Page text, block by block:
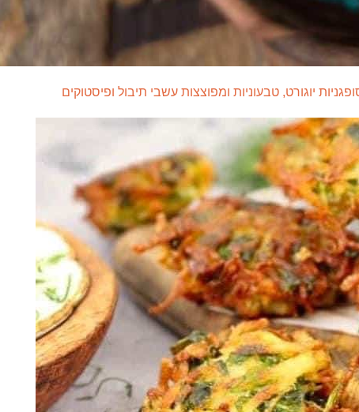
יוגורט, טבעוניות ומפוצצות עשבי תיבול ופיסטוקים